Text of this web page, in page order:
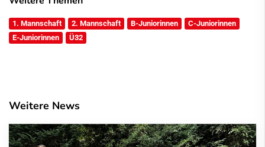
1. Mannschaft 2. Mannschaft B-Juniorinnen
C-Juniorinnen
E-Juniorinnen
Ü32
Weitere News